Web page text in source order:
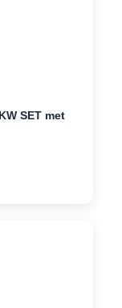
SET met